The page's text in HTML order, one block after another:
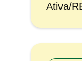
Ativa/